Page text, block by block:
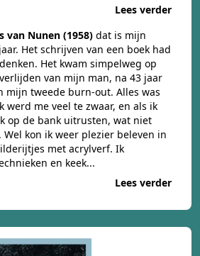
Lees verder
van Nunen (1958) dat is mijn
Het schrijven van een boek had
Het kwam simpelweg op
van mijn man, na 43 jaar
mijn tweede burn-out. Alles was
werd me veel te zwaar, en als ik
op de bank uitrusten, wat niet
kon ik weer plezier beleven in
met acrylverf. Ik
en keek...
Lees verder